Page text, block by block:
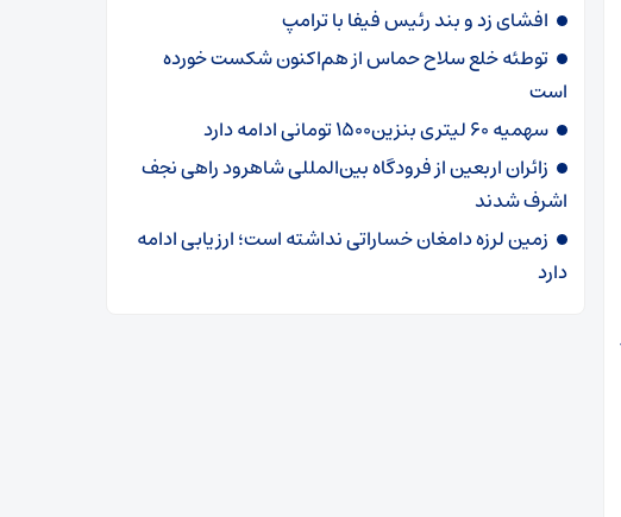
افشای زد و بند رئیس فیفا با ترامپ
توطئه خلع سلاح حماس از هم‌اکنون شکست خورده
است
سهمیه ۶۰ لیتری بنزین۱۵۰۰ تومانی ادامه دارد
زائران اربعین از فرودگاه بین‌المللی شاهرود راهی نجف
اشرف شدند
زمین لرزه دامغان خساراتی نداشته است؛ ارزیابی ادامه
دارد